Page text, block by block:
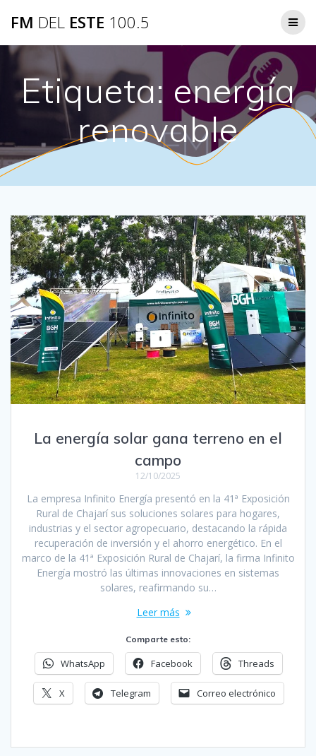
FM DEL ESTE 100.5
Etiqueta: energía
renovable
La energía solar gana terreno en el
campo
12/10/2025
La empresa Infinito Energía presentó en la 41ª Exposición
Rural de Chajarí sus soluciones solares para hogares,
industrias y el sector agropecuario, destacando la rápida
recuperación de inversión y el ahorro energético. En el
marco de la 41ª Exposición Rural de Chajarí, la firma Infinito
Energía mostró las últimas innovaciones en sistemas
solares, reafirmando su…
Leer más
Comparte esto:
WhatsApp Facebook Threads
X Telegram Correo electrónico